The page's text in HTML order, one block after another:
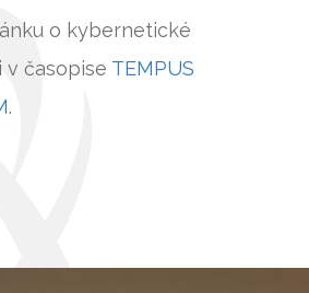
o kybernetické
v časopise TEMPUS
.